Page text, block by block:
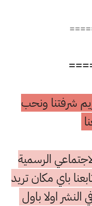
شرفتنا ونحب
الرسمية
باي مكان تريد
اولا باول